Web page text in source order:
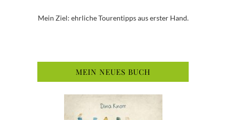
Mein Ziel: ehrliche Tourentipps aus erster Hand.
MEIN NEUES BUCH